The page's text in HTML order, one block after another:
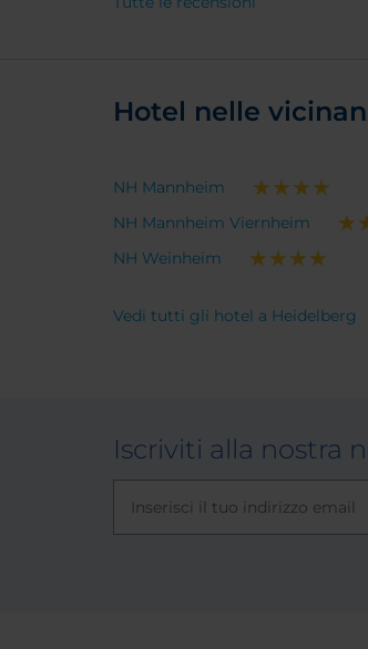
Hotel nelle
NH Mannheim
NH Mannheim Viernheim
NH Weinheim
Vedi tutti gli hotel a Heidelberg
Iscriviti alla nostra